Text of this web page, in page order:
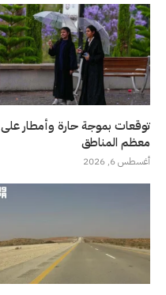
توقعات بموجة حارة وأمطار على
معظم المناطق
أغسطس 6, 2026